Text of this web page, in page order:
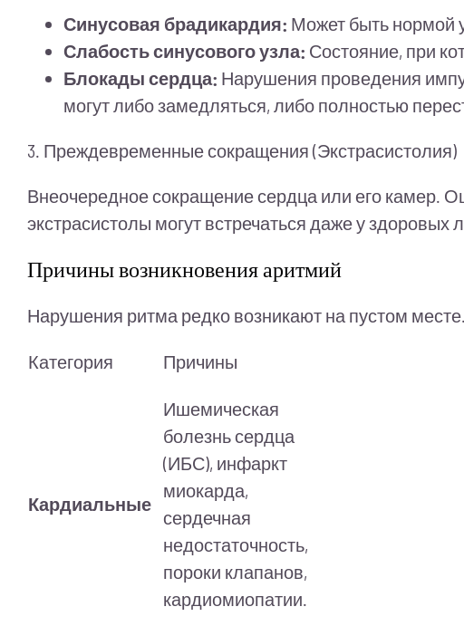
Синусовая брадикардия: Может быть нормой
Слабость синусового узла: Состояние, при
Блокады сердца: Нарушения проведения
могут либо замедляться, либо полностью
3. Преждевременные сокращения (Экстрасистолия)
Внеочередное сокращение сердца или его камер.
экстрасистолы могут встречаться даже у
Причины возникновения аритмий
Нарушения ритма редко возникают на пустом
Категория Причины
Кардиальные
Ишемическая
болезнь сердца
(ИБС), инфаркт
миокарда,
сердечная
недостаточность,
пороки клапанов,
кардиомиопатии.